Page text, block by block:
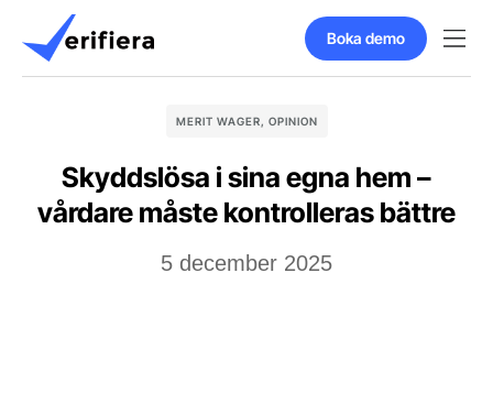
Boka demo
MERIT WAGER, OPINION
Skyddslösa i sina egna hem –
vårdare måste kontrolleras bättre
5 december 2025